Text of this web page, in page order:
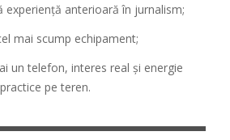
experiență anterioară în jurnalism;
mai scump echipament;
un telefon, interes real și energie
pe teren.